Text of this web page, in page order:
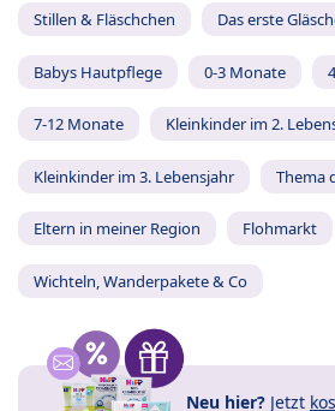
Stillen & Fläschchen Das erste
Babys Hautpflege 0-3 Monate
7-12 Monate Kleinkinder im 2.
Kleinkinder im 3. Lebensjahr Thema
Eltern in meiner Region Flohmarkt
Wichteln, Wanderpakete & Co
Neu hier? Jetzt